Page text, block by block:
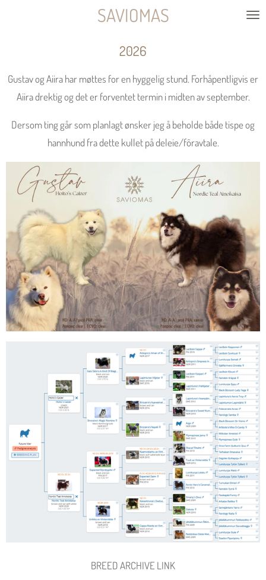
SAVIOMAS
2026
Gustav og Aiira har møttes for en hyggelig stund. Forhåpentligvis er
Aiira drektig og det er forventet termin i midten av september.
Dersom ting går som planlagt ønsker jeg å beholde både tispe og
hannhund fra dette kullet på deleie/fôravtale.
BREED ARCHIVE LINK